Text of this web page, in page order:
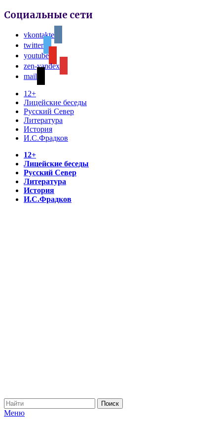
Социальные сети
vkontakte
twitter
youtube
zen-yandex
mail
12+
Лицейские беседы
Русский Север
Литература
История
И.С.Фрадков
12+
Лицейские беседы
Русский Север
Литература
История
И.С.Фрадков
Меню